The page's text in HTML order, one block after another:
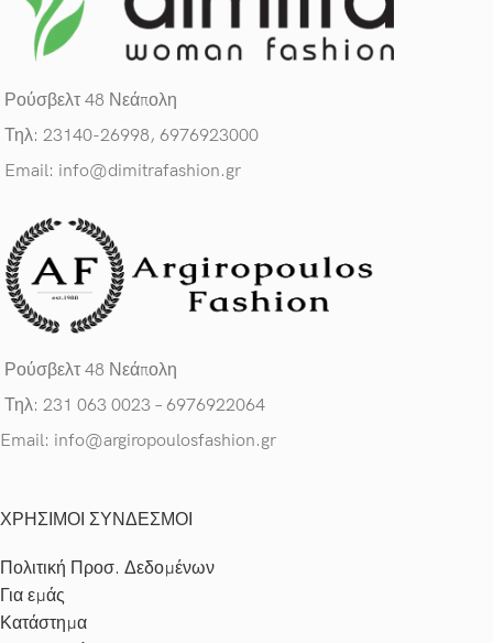
Ρούσβελτ 48 Νεάπολη
Τηλ: 23140-26998, 6976923000
Email: info@dimitrafashion.gr
Ρούσβελτ 48 Νεάπολη
Τηλ: 231 063 0023 – 6976922064
Email: info@argiropoulosfashion.gr
ΧΡΗΣΙΜΟΙ ΣΥΝΔΕΣΜΟΙ
Πολιτική Προσ. Δεδομένων
Για εμάς
Κατάστημα